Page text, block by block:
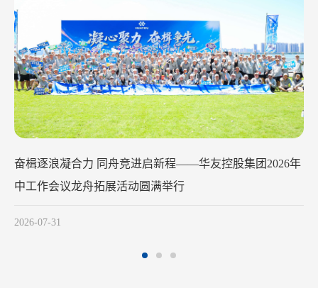
拓展活动圆满举行
华友钴业2026年